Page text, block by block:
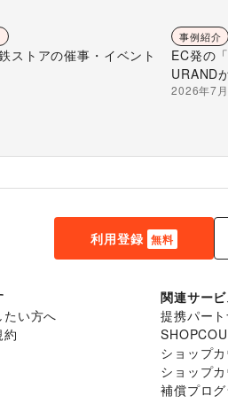
ストアの催事・イベント
事例紹介
EC発の
URAND
で届ける
2026年7
利用登録 無料
たい方へ
約
関連サービ
提携パー
ショップ
ショップ
補償プログ